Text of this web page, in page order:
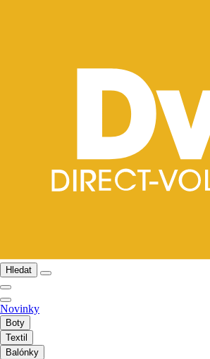
Hledat
Novinky
Boty
Textil
Balónky